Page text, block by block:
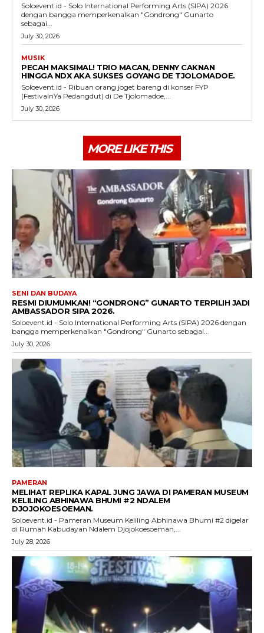
Soloevent.id - Solo International Performing Arts (SIPA) 2026
dengan bangga memperkenalkan "Gondrong" Gunarto
sebagai...
July 30, 2026
MUSIK
PECAH MAKSIMAL! TRIO MACAN, DENNY CAKNAN
HINGGA NDX AKA SUKSES GOYANG DE TJOLOMADOE.
Soloevent.id - Ribuan orang joget bareng di konser FYP
(FestivalnYa Pedangdut) di De Tjolomadoe,...
July 30, 2026
MORE LIKE THIS
SENI DAN BUDAYA
RESMI DIUMUMKAN! “GONDRONG” GUNARTO TERPILIH JADI
AMBASSADOR SIPA 2026.
Soloevent.id - Solo International Performing Arts (SIPA) 2026 dengan
bangga memperkenalkan "Gondrong" Gunarto sebagai...
July 30, 2026
PAMERAN
MELIHAT REPLIKA KAPAL JUNG JAWA DI PAMERAN MUSEUM
KELILING ABHINAWA BHUMI #2 NDALEM
DJOJOKOESOEMAN.
Soloevent.id - Pameran Museum Keliling Abhinawa Bhumi #2 digelar
di Rumah Kabudayan Ndalem Djojokoesoeman,...
July 28, 2026